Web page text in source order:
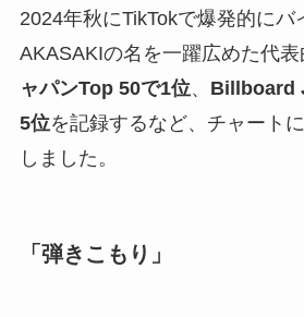
2024年秋にTikTokで爆発的にバ
AKASAKIの名を一躍広めた代表
ャパンTop 50で1位、 Billboard
5位を記録するなど、チャート
しました。
「弾きこもり」